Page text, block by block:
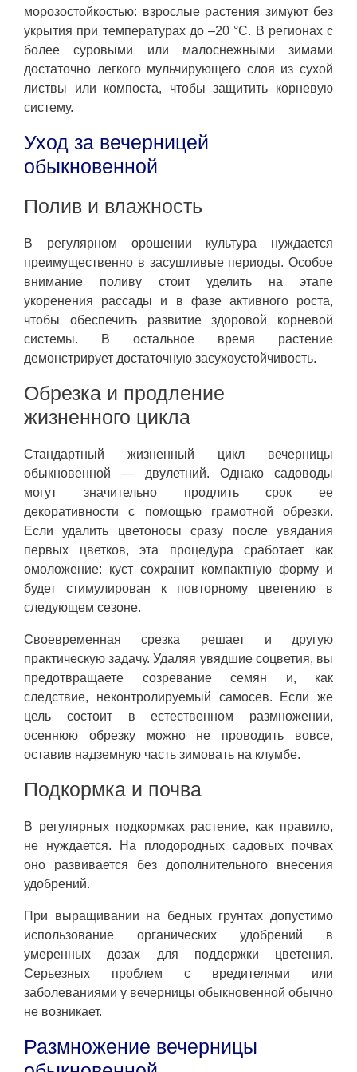
морозостойкостью: взрослые растения зимуют без
укрытия при температурах до –20 °C. В регионах с
более суровыми или малоснежными зимами
достаточно легкого мульчирующего слоя из сухой
листвы или компоста, чтобы защитить корневую
систему.
Уход за вечерницей
обыкновенной
Полив и влажность
В регулярном орошении культура нуждается
преимущественно в засушливые периоды. Особое
внимание поливу стоит уделить на этапе
укоренения рассады и в фазе активного роста,
чтобы обеспечить развитие здоровой корневой
системы. В остальное время растение
демонстрирует достаточную засухоустойчивость.
Обрезка и продление
жизненного цикла
Стандартный жизненный цикл вечерницы
обыкновенной — двулетний. Однако садоводы
могут значительно продлить срок ее
декоративности с помощью грамотной обрезки.
Если удалить цветоносы сразу после увядания
первых цветков, эта процедура сработает как
омоложение: куст сохранит компактную форму и
будет стимулирован к повторному цветению в
следующем сезоне.
Своевременная срезка решает и другую
практическую задачу. Удаляя увядшие соцветия, вы
предотвращаете созревание семян и, как
следствие, неконтролируемый самосев. Если же
цель состоит в естественном размножении,
осеннюю обрезку можно не проводить вовсе,
оставив надземную часть зимовать на клумбе.
Подкормка и почва
В регулярных подкормках растение, как правило,
не нуждается. На плодородных садовых почвах
оно развивается без дополнительного внесения
удобрений.
При выращивании на бедных грунтах допустимо
использование органических удобрений в
умеренных дозах для поддержки цветения.
Серьезных проблем с вредителями или
заболеваниями у вечерницы обыкновенной обычно
не возникает.
Размножение вечерницы